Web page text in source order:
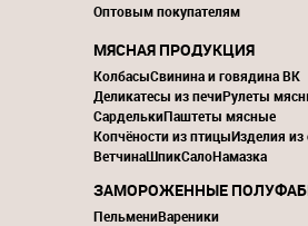
Оптовым покупателям
МЯСНАЯ ПРОДУКЦИЯ
КолбасыСвинина и говядина ВК
Деликатесы из печиРулеты
СарделькиПаштеты мясные
Копчёности из птицыИзделия из
ВетчинаШпикСалоНамазка
ЗАМОРОЖЕННЫЕ
ПельмениВареники